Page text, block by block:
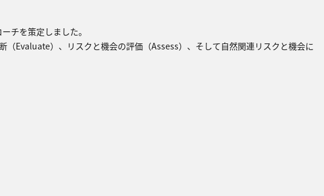
チを策定しました。
Evaluate）、リスクと機会の評価（Assess）、そして自然関連リスクと機会に